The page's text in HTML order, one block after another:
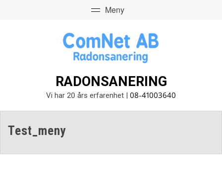
RADONSANERING
Vi har 20 års erfarenhet | 08-41003640
Test_meny